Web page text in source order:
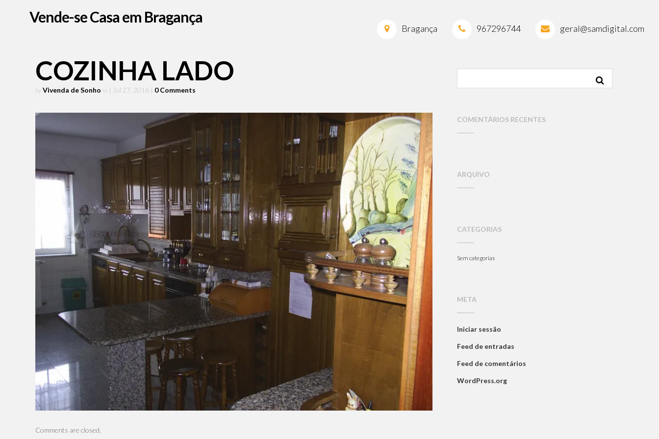
Vende-se Casa em Bragança
geral@samdigital.com
967296744
Bragança
COZINHA LADO
by Vivenda de Sonho in | Jul 27, 2016 | 0 Comments
Comments are closed.
COMENTÁRIOS RECENTES
ARQUIVO
CATEGORIAS
Sem categorias
META
Iniciar sessão
Feed de entradas
Feed de comentários
WordPress.org